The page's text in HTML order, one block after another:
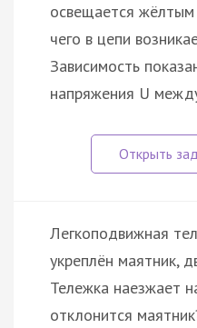
освещается жёлтым
чего в цепи
Зависимость
напряжения U
Легкоподвижная
укреплён маятник,
Тележка наезжает
отклонится